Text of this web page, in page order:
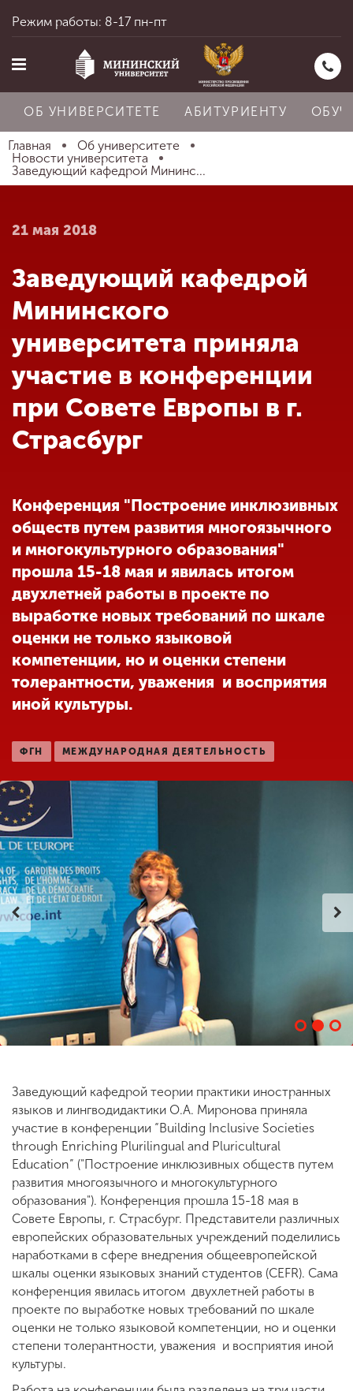
Главная
Абитуриенту
Обучение
Наука
Другие виды
деятельности
Студенческая жизнь
Сведения об
образовательной
организации
ENG SPN CHI
Приемная
комиссия
+7 (831) 262-26-20
Режим работы: 8-17 пн-пт
ОБ УНИВЕРСИТЕТЕ АБИТУРИЕНТУ
Главная
Об университете
Новости университета
Заведующий кафедрой Мининс...
21 мая 2018
Заведующий кафедрой
Мининского
университета приняла
участие в конференции
при Совете Европы в г.
Страсбург
Конференция "Построение инклюзивных
обществ путем развития многоязычного
и многокультурного образования"
прошла 15-18 мая и явилась итогом
двухлетней работы в проекте по
выработке новых требований по шкале
оценки не только языковой
компетенции, но и оценки степени
толерантности, уважения и восприятия
иной культуры.
ФГН МЕЖДУНАРОДНАЯ ДЕЯТЕЛЬНОСТЬ
Заведующий кафедрой теории практики иностранных
языков и лингводидактики О.А. Миронова приняла
участие в конференции “Building Inclusive Societies
through Enriching Plurilingual and Pluricultural
Education” ("Построение инклюзивных обществ путем
развития многоязычного и многокультурного
образования"). Конференция прошла 15-18 мая в
Совете Европы, г. Страсбург. Представители различных
европейских образовательных учреждений поделились
наработками в сфере внедрения общеевропейской
шкалы оценки языковых знаний студентов (CEFR). Сама
конференция явилась итогом двухлетней работы в
проекте по выработке новых требований по шкале
оценки не только языковой компетенции, но и оценки
степени толерантности, уважения и восприятия иной
культуры.